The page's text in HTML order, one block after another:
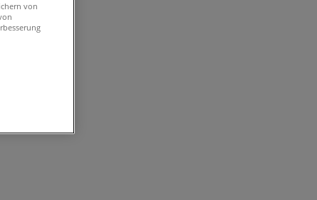
von